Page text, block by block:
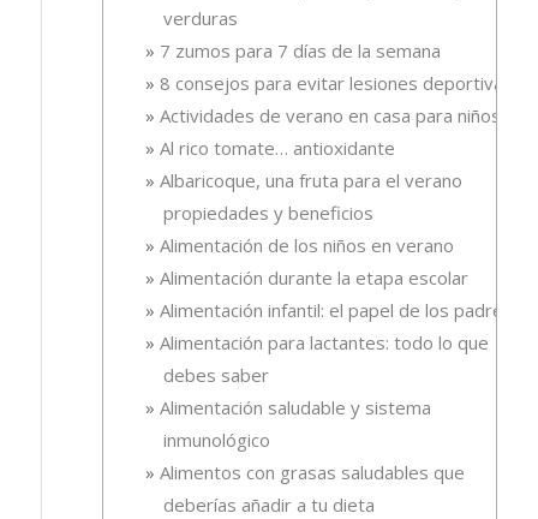
verduras
7 zumos para 7 días de la semana
8 consejos para evitar lesiones deportivas
Actividades de verano en casa para niños
Al rico tomate… antioxidante
Albaricoque, una fruta para el verano
propiedades y beneficios
Alimentación de los niños en verano
Alimentación durante la etapa escolar
Alimentación infantil: el papel de los padres
Alimentación para lactantes: todo lo que
debes saber
Alimentación saludable y sistema
inmunológico
Alimentos con grasas saludables que
deberías añadir a tu dieta